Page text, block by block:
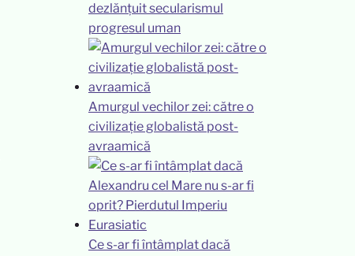
dezlănțuit secularismul
progresul uman
Amurgul vechilor zei: către o
civilizație globalistă post-
avraamică
Ce s-ar fi întâmplat dacă